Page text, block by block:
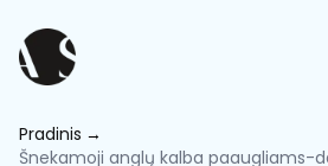
Pradinis
Šnekamoji anglų kalba paaugliams-